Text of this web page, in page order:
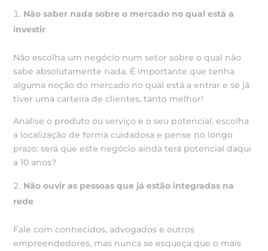
Não saber nada sobre o mercado no qual está a
investir
Não escolha um negócio num setor sobre o qual não
sabe absolutamente nada. É importante que tenha
alguma noção do mercado no qual está a entrar e se já
tiver uma carteira de clientes, tanto melhor!
Analise o produto ou serviço e o seu potencial, escolha
a localização de forma cuidadosa e pense no longo
prazo: será que este negócio ainda terá potencial daqui
a 10 anos?
Não ouvir as pessoas que já estão integradas na
rede
Fale com conhecidos, advogados e outros
empreendedores, mas nunca se esqueça que o mais